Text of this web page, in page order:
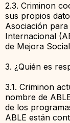
2.3. Criminon
sus propios
Asociación
Internacional
de Mejora
3. ¿Quién es
3.1. Criminon
nombre de
de los
ABLE están